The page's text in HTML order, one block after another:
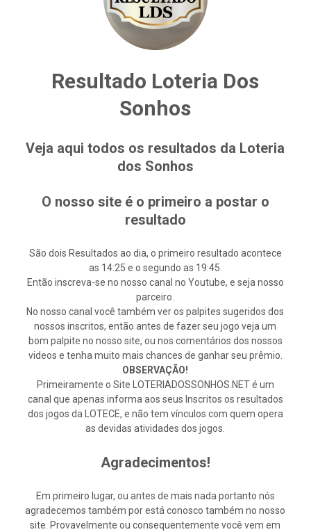
Resultado Loteria Dos
Sonhos
Veja aqui todos os resultados da Loteria
dos Sonhos
O nosso site é o primeiro a postar o
resultado
São dois Resultados ao dia, o primeiro resultado acontece
as 14:25 e o segundo as 19:45.
Então inscreva-se no nosso canal no Youtube, e seja nosso
parceiro.
No nosso canal você também ver os palpites sugeridos dos
nossos inscritos, então antes de fazer seu jogo veja um
bom palpite no nosso site, ou nos comentários dos nossos
videos e tenha muito mais chances de ganhar seu prêmio.
OBSERVAÇÃO!
Primeiramente o Site LOTERIADOSSONHOS.NET é um
canal que apenas informa aos seus Inscritos os resultados
dos jogos da LOTECE, e não tem vínculos com quem opera
as devidas atividades dos jogos.
Agradecimentos!
Em primeiro lugar, ou antes de mais nada portanto nós
agradecemos também por está conosco também no nosso
site. Provavelmente ou consequentemente você vem em